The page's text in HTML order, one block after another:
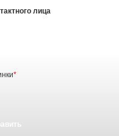
лица
*